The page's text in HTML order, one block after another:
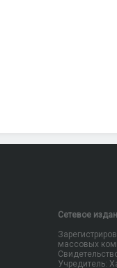
Сетевое
массовых
Учредитель: